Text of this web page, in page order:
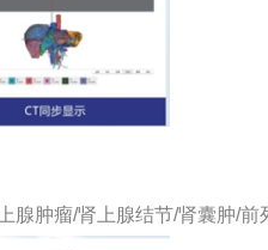
腺肿瘤/肾上腺结节/肾囊肿/